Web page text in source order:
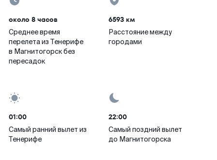
около 8 часов
Среднее время
перелета из Тенерифе
в Магнитогорск без
пересадок
6593 км
Расстояние между
городами
01:00
Самый ранний вылет из
Тенерифе
22:00
Самый поздний вылет
до Магнитогорска